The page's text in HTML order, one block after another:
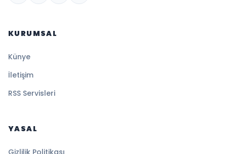
KURUMSAL
Künye
İletişim
RSS Servisleri
YASAL
Gizlilik Politikası